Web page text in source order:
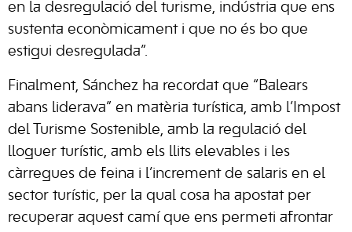
en la desregulació del turisme, indústria que ens
sustenta econòmicament i que no és bo que
estigui desregulada”.
Finalment, Sánchez ha recordat que “Balears
abans liderava” en matèria turística, amb l’Impost
del Turisme Sostenible, amb la regulació del
lloguer turístic, amb els llits elevables i les
càrregues de feina i l’increment de salaris en el
sector turístic, per la qual cosa ha apostat per
recuperar aquest camí que ens permeti afrontar